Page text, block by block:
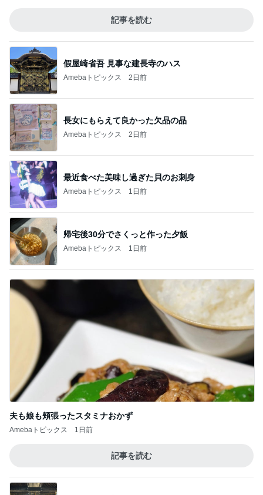
記事を読む
假屋崎省吾 見事な建長寺のハス
Amebaトピックス 2日前
長女にもらえて良かった欠品の品
Amebaトピックス 2日前
最近食べた美味し過ぎた貝のお刺身
Amebaトピックス 1日前
帰宅後30分でさくっと作った夕飯
Amebaトピックス 1日前
夫も娘も頬張ったスタミナおかず
Amebaトピックス 1日前
記事を読む